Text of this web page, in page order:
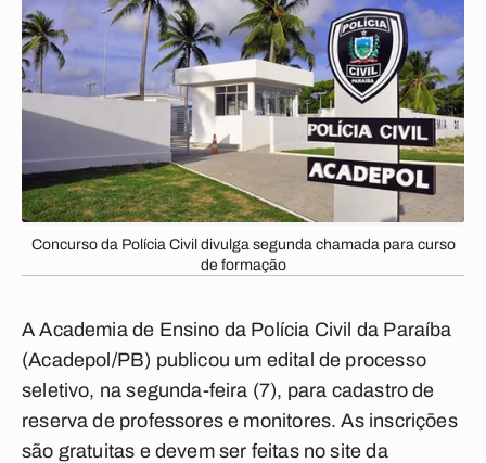
Concurso da Polícia Civil divulga segunda chamada para curso
de formação
A Academia de Ensino da Polícia Civil da Paraíba
(Acadepol/PB) publicou um edital de processo
seletivo, na segunda-feira (7), para cadastro de
reserva de professores e monitores. As inscrições
são gratuitas e devem ser feitas no site da